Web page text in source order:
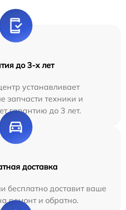
до 3-х лет
устанавливает
запчасти техники и
гарантию до 3 лет.
доставка
бесплатно доставит ваше
ремонт и обратно.